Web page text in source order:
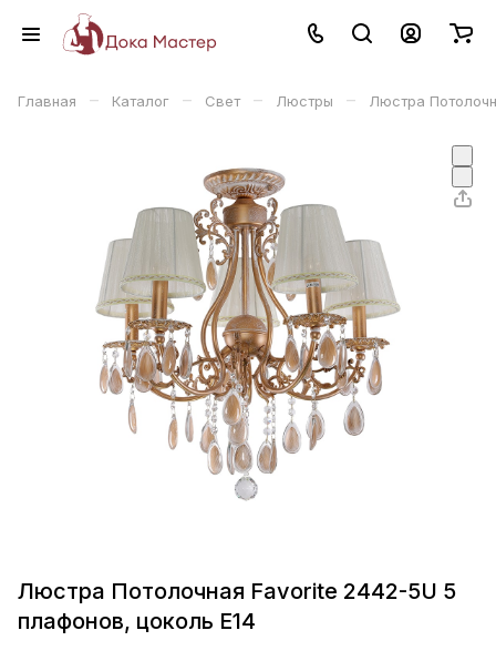
Главная – Каталог – Свет – Люстры – Люстра
Люстра Потолочная Favorite 2442-5U 5
плафонов, цоколь E14